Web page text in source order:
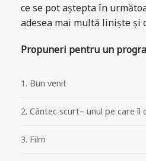
ce se pot aștepta în
adesea mai multă liniște și
Propuneri pentru un
1. Bun venit
2. Cântec scurt– unul pe care îl
3. Film